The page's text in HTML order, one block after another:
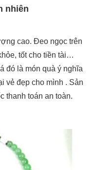
nhiên
cao. Đeo ngọc trên
tốt cho tiền tài…
đó là món quà ý nghĩa
vẻ đẹp cho mình . Sản
thanh toán an toàn.